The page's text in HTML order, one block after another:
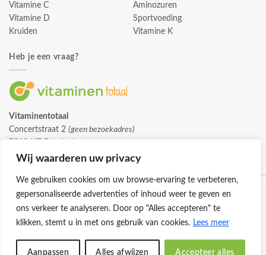
Wij waarderen uw privacy
We gebruiken cookies om uw browse-ervaring te verbeteren,
gepersonaliseerde advertenties of inhoud weer te geven en
ons verkeer te analyseren. Door op "Alles accepteren" te
klikken, stemt u in met ons gebruik van cookies. Lees meer
Aanpassen Alles afwijzen Accepteer alles
Vitamine C
Vitamine D
Kruiden
Aminozuren
Sportvoeding
Vitamine K
Heb je een vraag?
Vitaminentotaal
Concertstraat 2 (geen bezoekadres)
info@vitaminentotaal.nl